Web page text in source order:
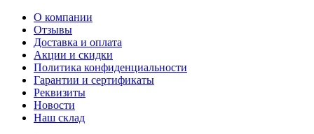
О компании
Отзывы
Доставка и оплата
Акции и скидки
Политика конфиденциальности
Гарантии и сертификаты
Реквизиты
Новости
Наш склад